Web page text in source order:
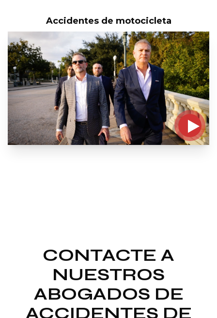
Accidentes de motocicleta
CONTACTE A
NUESTROS
ABOGADOS DE
ACCIDENTES DE